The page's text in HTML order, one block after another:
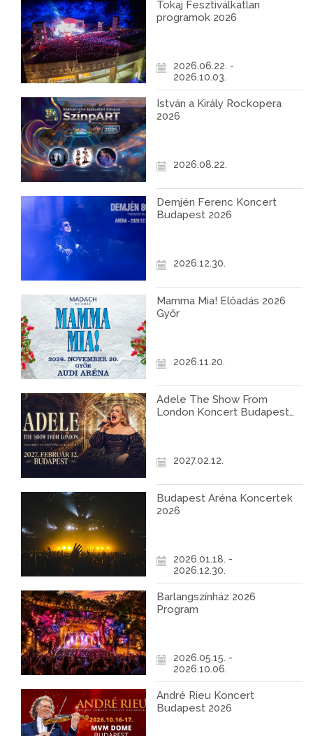
Tokaj Fesztiválkatlan
programok 2026
2026.06.22. -
2026.10.03.
István a Király Rockopera
2026
2026.08.22.
Demjén Ferenc Koncert
Budapest 2026
2026.12.30.
Mamma Mia! Előadás 2026
Győr
2026.11.20.
Adele The Show From
London Koncert Budapest
2027.02.12.
Budapest Aréna Koncertek
2026
2026.01.18. -
2026.12.30.
Barlangszínház 2026
Program
2026.05.15. -
2026.10.06.
André Rieu Koncert
Budapest 2026